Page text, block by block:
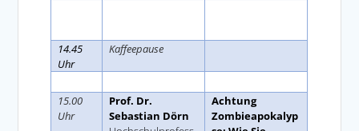
14.45
Uhr
Kaffeepause
15.00
Uhr
Prof. Dr.
Sebastian Dörn
Achtung
Zombieapokalyp